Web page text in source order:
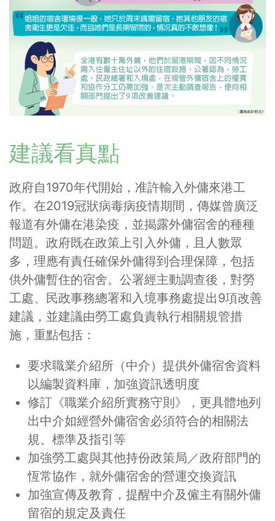
建議看真點
政府自1970年代開始，准許輸入外傭來港工
作。在2019冠狀病毒病疫情期間，傳媒曾廣泛
報道有外傭在港染疫，並揭露外傭宿舍的種種
問題。政府既在政策上引入外傭，且人數眾
多，理應有責任確保外傭得到合理保障，包括
供外傭暫住的宿舍。公署經主動調查後，對勞
工處、民政事務總署和入境事務處提出9項改善
建議，並建議由勞工處負責執行相關規管措
施，重點包括：
要求職業介紹所（中介）提供外傭宿舍資料
以編製資料庫，加強資訊透明度
修訂《職業介紹所實務守則》，更具體地列
出中介如經營外傭宿舍必須符合的相關法
規、標準及指引等
加強勞工處與其他持份政策局／政府部門的
恆常協作，就外傭宿舍的營運交換資訊
加強宣傳及教育，提醒中介及僱主有關外傭
留宿的規定及責任